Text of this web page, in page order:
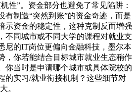
性”。资金部分也避免了常见陷阱：
有制造“突然到账”的资金奇迹，而是
示资金的稳定性，这种克制反而增强
不同城市或不同大学的课程对就业支
尼的IT岗位更偏向金融科技，墨尔本
，你若能结合目标城市就业生态稍作
你当时是申请哪个城市或具体院校的
的实习/就业衔接机制？这些细节对
。